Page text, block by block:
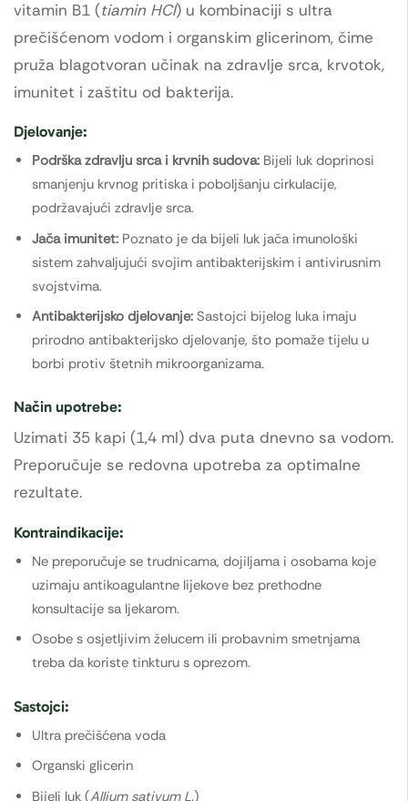
vitamin B1 (tiamin HCl) u kombinaciji s ultra
prečišćenom vodom i organskim glicerinom, čime
pruža blagotvoran učinak na zdravlje srca, krvotok,
imunitet i zaštitu od bakterija.
Djelovanje:
Podrška zdravlju srca i krvnih sudova: Bijeli luk doprinosi
smanjenju krvnog pritiska i poboljšanju cirkulacije,
podržavajući zdravlje srca.
Jača imunitet: Poznato je da bijeli luk jača imunološki
sistem zahvaljujući svojim antibakterijskim i antivirusnim
svojstvima.
Antibakterijsko djelovanje: Sastojci bijelog luka imaju
prirodno antibakterijsko djelovanje, što pomaže tijelu u
borbi protiv štetnih mikroorganizama.
Način upotrebe:
Uzimati 35 kapi (1,4 ml) dva puta dnevno sa vodom.
Preporučuje se redovna upotreba za optimalne
rezultate.
Kontraindikacije:
Ne preporučuje se trudnicama, dojiljama i osobama koje
uzimaju antikoagulantne lijekove bez prethodne
konsultacije sa ljekarom.
Osobe s osjetljivim želucem ili probavnim smetnjama
treba da koriste tinkturu s oprezom.
Sastojci:
Ultra prečišćena voda
Organski glicerin
Bijeli luk (Allium sativum L.)